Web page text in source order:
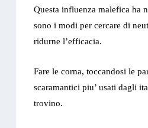
Questa influenza malefica ha
sono i modi per cercare di
ridurne l’efficacia.
Fare le corna, toccandosi le
scaramantici piu’ usati dagli
trovino.